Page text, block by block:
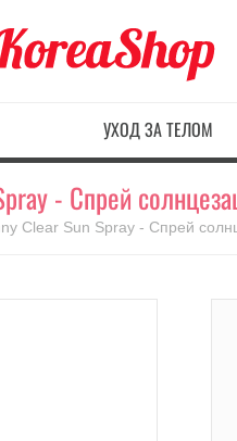
УХОД ЗА ТЕЛОМ
- Спрей
Clear Sun Spray - Спрей